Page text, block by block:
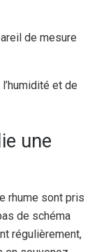
de mesure
et de
une
rhume sont pris
de schéma
régulièrement,